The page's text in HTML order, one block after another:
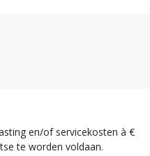
en/of servicekosten à €
te worden voldaan.